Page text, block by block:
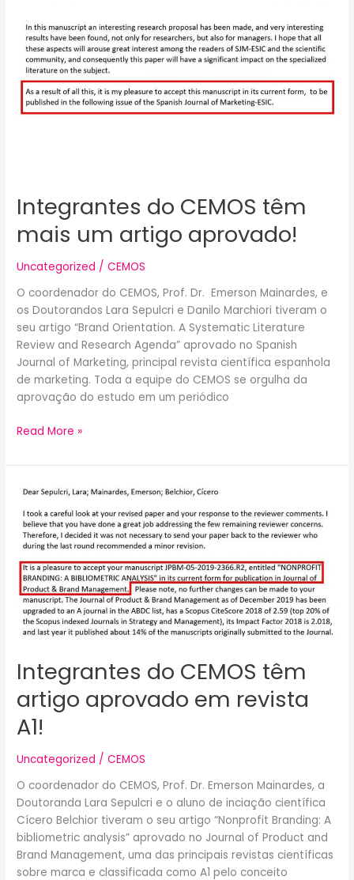
Integrantes do CEMOS têm
mais um artigo aprovado!
Uncategorized /CEMOS
O coordenador do CEMOS, Prof. Dr. Emerson Mainardes, e
os Doutorandos Lara Sepulcri e Danilo Marchiori tiveram o
seu artigo “Brand Orientation. A Systematic Literature
Review and Research Agenda” aprovado no Spanish
Journal of Marketing, principal revista científica espanhola
de marketing. Toda a equipe do CEMOS se orgulha da
aprovação do estudo em um periódico
do
CEMOS
têm
mais
um
artigo
Read More »
Integrantes do CEMOS têm
artigo aprovado em revista
A1!
Uncategorized /CEMOS
O coordenador do CEMOS, Prof. Dr. Emerson Mainardes, a
Doutoranda Lara Sepulcri e o aluno de inciação científica
Cícero Belchior tiveram o seu artigo “Nonprofit Branding: A
bibliometric analysis” aprovado no Journal of Product and
Brand Management, uma das principais revistas científicas
sobre marca e classificada como A1 pelo conceito
Integrantes
CEMOS
têm
artigo
aprovado
em
revista
A1!